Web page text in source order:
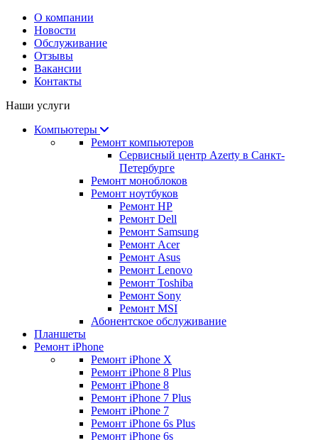
О компании
Новости
Обслуживание
Отзывы
Вакансии
Контакты
Наши услуги
Компьютеры
Ремонт компьютеров
Сервисный центр Azerty в Санкт-
Петербурге
Ремонт моноблоков
Ремонт ноутбуков
Ремонт HP
Ремонт Dell
Ремонт Samsung
Ремонт Acer
Ремонт Asus
Ремонт Lenovo
Ремонт Toshiba
Ремонт Sony
Ремонт MSI
Абонентское обслуживание
Планшеты
Ремонт iPhone
Ремонт iPhone X
Ремонт iPhone 8 Plus
Ремонт iPhone 8
Ремонт iPhone 7 Plus
Ремонт iPhone 7
Ремонт iPhone 6s Plus
Ремонт iPhone 6s